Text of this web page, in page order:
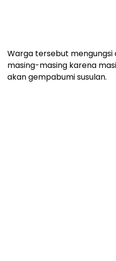
Warga tersebut
masing-masing karena
akan gempabumi susulan.